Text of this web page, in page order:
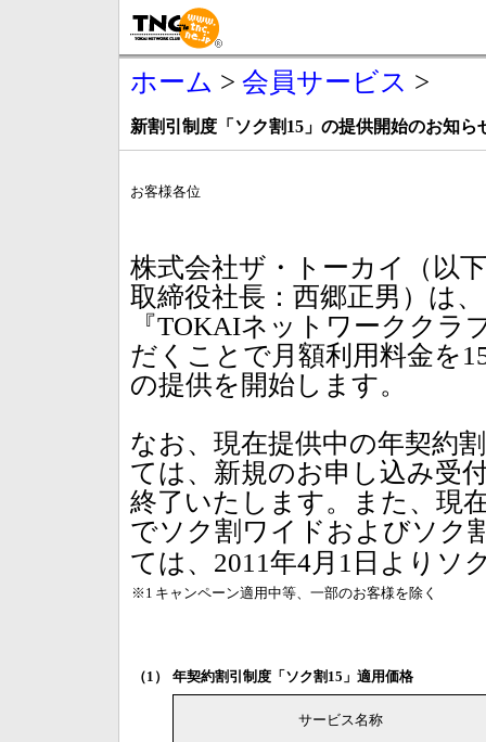
ホーム > 会員サービス >
新割引制度「ソク割15」の提供開始のお知ら
お客様各位
株式会社ザ・トーカイ（以
取締役社長：西郷正男）は
『TOKAIネットワーククラ
だくことで月額利用料金を
の提供を開始します。
なお、現在提供中の年契約
ては、新規のお申し込み受
終了いたします。また、現
でソク割ワイドおよびソク
ては、2011年4月1日よりソ
※1 キャンペーン適用中等、一部のお客様を除く
（1） 年契約割引制度「ソク割15」適用価格
サービス名称